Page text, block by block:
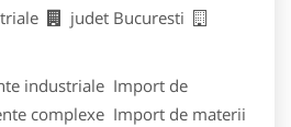
judet Bucuresti
industriale Import de
complexe Import de materii